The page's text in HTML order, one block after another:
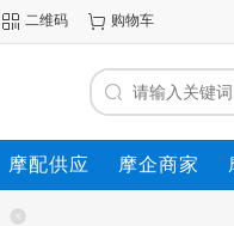
二维码 购物车
摩配供应 摩企商家